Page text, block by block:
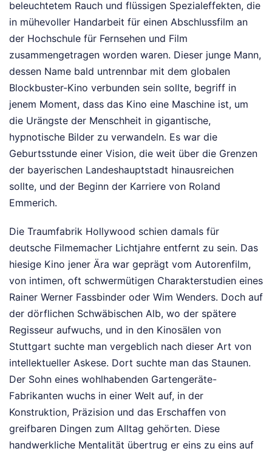
beleuchtetem Rauch und flüssigen Spezialeffekten, die
in mühevoller Handarbeit für einen Abschlussfilm an
der Hochschule für Fernsehen und Film
zusammengetragen worden waren. Dieser junge Mann,
dessen Name bald untrennbar mit dem globalen
Blockbuster-Kino verbunden sein sollte, begriff in
jenem Moment, dass das Kino eine Maschine ist, um
die Urängste der Menschheit in gigantische,
hypnotische Bilder zu verwandeln. Es war die
Geburtsstunde einer Vision, die weit über die Grenzen
der bayerischen Landeshauptstadt hinausreichen
sollte, und der Beginn der Karriere von Roland
Emmerich.
Die Traumfabrik Hollywood schien damals für
deutsche Filmemacher Lichtjahre entfernt zu sein. Das
hiesige Kino jener Ära war geprägt vom Autorenfilm,
von intimen, oft schwermütigen Charakterstudien eines
Rainer Werner Fassbinder oder Wim Wenders. Doch auf
der dörflichen Schwäbischen Alb, wo der spätere
Regisseur aufwuchs, und in den Kinosälen von
Stuttgart suchte man vergeblich nach dieser Art von
intellektueller Askese. Dort suchte man das Staunen.
Der Sohn eines wohlhabenden Gartengeräte-
Fabrikanten wuchs in einer Welt auf, in der
Konstruktion, Präzision und das Erschaffen von
greifbaren Dingen zum Alltag gehörten. Diese
handwerkliche Mentalität übertrug er eins zu eins auf